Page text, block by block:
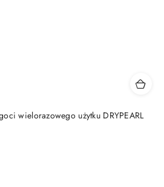
wielorazowego użytku DRYPEARL